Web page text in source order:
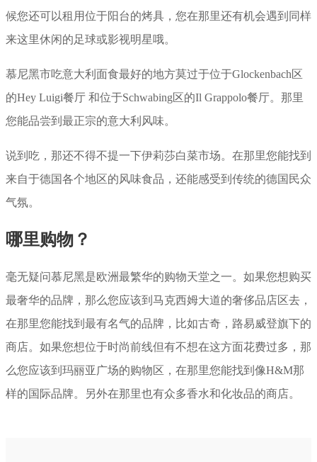
候您还可以租用位于阳台的烤具，您在那里还有机会遇到同样
来这里休闲的足球或影视明星哦。
慕尼黑市吃意大利面食最好的地方莫过于位于Glockenbach区
的Hey Luigi餐厅 和位于Schwabing区的Il Grappolo餐厅。那里
您能品尝到最正宗的意大利风味。
说到吃，那还不得不提一下伊莉莎白菜市场。在那里您能找到
来自于德国各个地区的风味食品，还能感受到传统的德国民众
气氛。
哪里购物？
毫无疑问慕尼黑是欧洲最繁华的购物天堂之一。如果您想购买
最奢华的品牌，那么您应该到马克西姆大道的奢侈品店区去，
在那里您能找到最有名气的品牌，比如古奇，路易威登旗下的
商店。如果您想位于时尚前线但有不想在这方面花费过多，那
么您应该到玛丽亚广场的购物区，在那里您能找到像H&M那
样的国际品牌。另外在那里也有众多香水和化妆品的商店。